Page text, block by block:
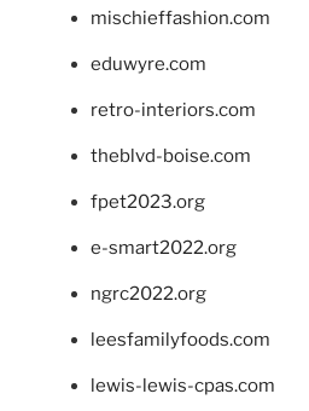
mischieffashion.com
eduwyre.com
retro-interiors.com
theblvd-boise.com
fpet2023.org
e-smart2022.org
ngrc2022.org
leesfamilyfoods.com
lewis-lewis-cpas.com